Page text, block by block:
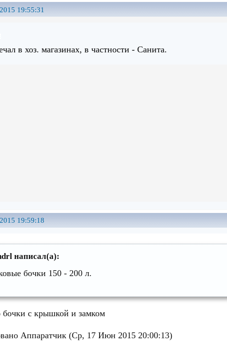
19:55:31
в хоз. магазинах, в частности - Санита.
19:59:18
написал(а):
бочки 150 - 200 л.
бочки с крышкой и замком
Аппаратчик (Ср, 17 Июн 2015 20:00:13)